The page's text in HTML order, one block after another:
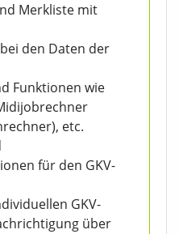
Merkliste mit
den Daten der
Funktionen wie
etc.
für den GKV-
GKV-
über